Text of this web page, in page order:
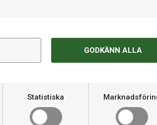
GODKÄNN ALLA
Statistiska